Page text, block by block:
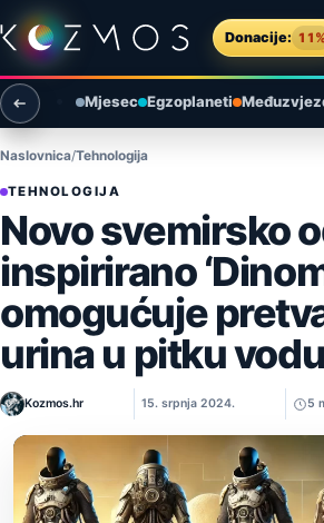
Preskoči na sadržaj
Donacije:
Otvori izbornik
Otvori pretragu
Mjesec Egzoplaneti
Naslovnica Tehnologija
TEHNOLOGIJA
Novo svemirsko
inspirirano
omogućuje
urina u pitku vodu
Kozmos.hr 15. srpnja 2024. 5